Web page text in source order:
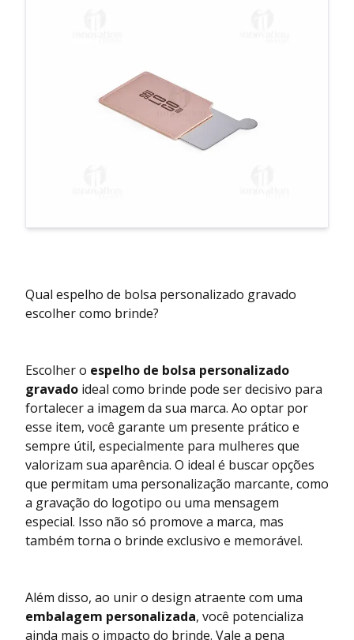
Qual espelho de bolsa personalizado gravado
escolher como brinde?
Escolher o espelho de bolsa personalizado
gravado ideal como brinde pode ser decisivo para
fortalecer a imagem da sua marca. Ao optar por
esse item, você garante um presente prático e
sempre útil, especialmente para mulheres que
valorizam sua aparência. O ideal é buscar opções
que permitam uma personalização marcante, como
a gravação do logotipo ou uma mensagem
especial. Isso não só promove a marca, mas
também torna o brinde exclusivo e memorável.
Além disso, ao unir o design atraente com uma
embalagem personalizada, você potencializa
ainda mais o impacto do brinde. Vale a pena